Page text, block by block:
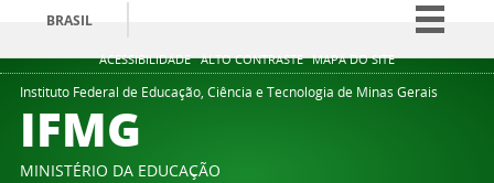
ACESSIBILIDADE ALTO CONTRASTE MAPA DO SITE
BRASIL
Simplifique!
Comunica BR
Instituto Federal de Educação, Ciência e Tecnologia de Minas Gerais
IFMG
MINISTÉRIO DA EDUCAÇÃO